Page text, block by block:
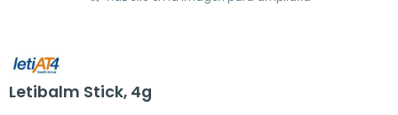
Letibalm Stick, 4g